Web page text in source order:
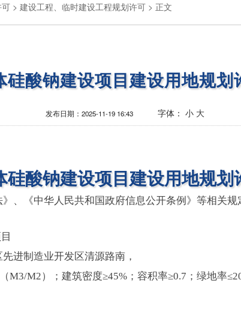
> 建设工程、临时建设工程规划许可 > 正文
硅酸钠建设项目建设用地规划
发布日期： 2025-11-19 16:43 字体： 小 大
硅酸钠建设项目建设用地规划
、《中华人民共和国政府信息公开条例》等相关规
进制造业开发区清源路南，
M3/M2）；建筑密度≥45%；容积率≥0.7；绿地率